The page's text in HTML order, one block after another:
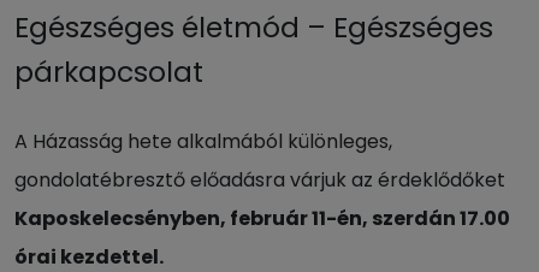
Egészséges életmód – Egészséges
párkapcsolat
A Házasság hete alkalmából különleges,
gondolatébresztő előadásra várjuk az érdeklődőket
Kaposkelecsényben, február 11-én, szerdán 17.00
órai kezdettel.